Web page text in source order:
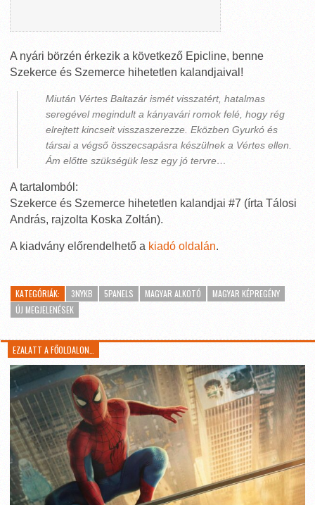
A nyári börzén érkezik a következő Epicline, benne
Szekerce és Szemerce hihetetlen kalandjaival!
Miután Vértes Baltazár ismét visszatért, hatalmas
seregével megindult a kányavári romok felé, hogy rég
elrejtett kincseit visszaszerezze. Eközben Gyurkó és
társai a végső összecsapásra készülnek a Vértes ellen.
Ám előtte szükségük lesz egy jó tervre…
A tartalomból:
Szekerce és Szemerce hihetetlen kalandjai #7 (írta Tálosi
András, rajzolta Koska Zoltán).
A kiadvány előrendelhető a kiadó oldalán.
KATEGÓRIÁK: 3NYKB 5PANELS MAGYAR ALKOTÓ
MAGYAR KÉPREGÉNY
ÚJ MEGJELENÉSEK
EZALATT A FŐOLDALON…